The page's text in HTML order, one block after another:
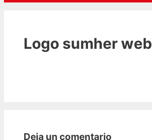
Logo sumher web
Deja un comentario